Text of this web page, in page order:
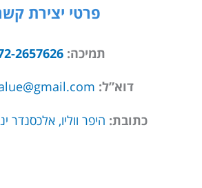
פרטי יצירת
תמיכה:2657626
דוא”ל:
כתובת: היפר ווליו, אלכסנדר ינאי 2